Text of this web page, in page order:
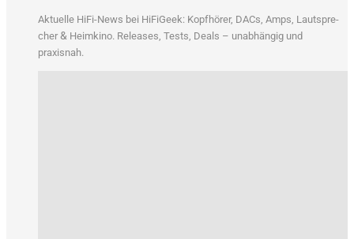
Aktu­el­le HiFi-News bei HiFi­Ge­ek: Kopf­hö­rer, DACs, Amps, Laut­spre­
cher & Heim­ki­no. Releases, Tests, Deals – unab­hän­gig und
praxisnah.